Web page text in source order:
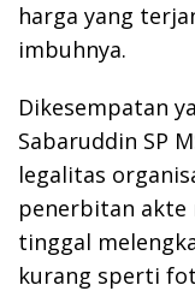
harga yang
imbuhnya.
Dikesempatan
Sabaruddin SP
legalitas
penerbitan akte
tinggal
kurang sperti